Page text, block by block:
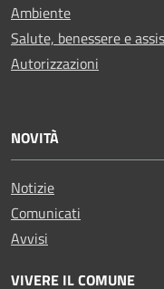
Ambiente
Salute, benessere e
Autorizzazioni
NOVITÀ
Notizie
Comunicati
Avvisi
VIVERE IL COMUNE